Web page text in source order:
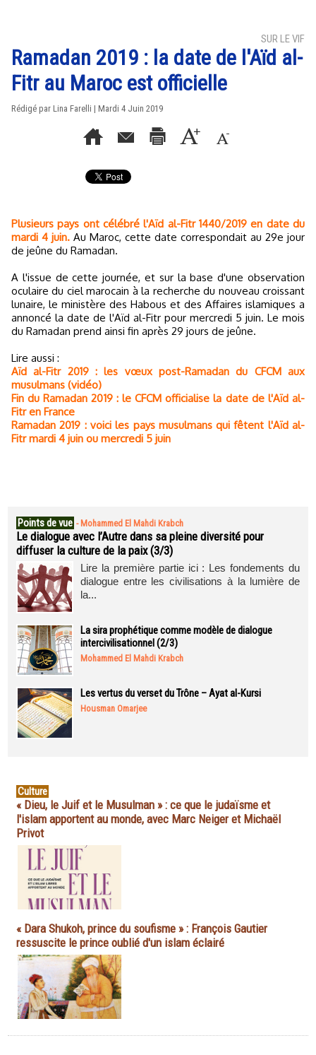
SUR LE VIF
Ramadan 2019 : la date de l'Aïd al-
Fitr au Maroc est officielle
Rédigé par Lina Farelli | Mardi 4 Juin 2019
Plusieurs pays ont célébré l'Aïd al-Fitr 1440/2019 en date du
mardi 4 juin. Au Maroc, cette date correspondait au 29e jour
de jeûne du Ramadan.
A l'issue de cette journée, et sur la base d'une observation
oculaire du ciel marocain à la recherche du nouveau croissant
lunaire, le ministère des Habous et des Affaires islamiques a
annoncé la date de l'Aïd al-Fitr pour mercredi 5 juin. Le mois
du Ramadan prend ainsi fin après 29 jours de jeûne.
Lire aussi :
Aïd al-Fitr 2019 : les vœux post-Ramadan du CFCM aux
musulmans (vidéo)
Fin du Ramadan 2019 : le CFCM officialise la date de l'Aïd al-
Fitr en France
Ramadan 2019 : voici les pays musulmans qui fêtent l'Aïd al-
Fitr mardi 4 juin ou mercredi 5 juin
Points de vue - Mohammed El Mahdi Krabch
Le dialogue avec l’Autre dans sa pleine diversité pour
diffuser la culture de la paix (3/3)
Lire la première partie ici : Les fondements du
dialogue entre les civilisations à la lumière de
la...
La sira prophétique comme modèle de dialogue
intercivilisationnel (2/3)
Mohammed El Mahdi Krabch
Les vertus du verset du Trône – Ayat al-Kursi
Housman Omarjee
Culture
« Dieu, le Juif et le Musulman » : ce que le judaïsme et
l'islam apportent au monde, avec Marc Neiger et Michaël
Privot
« Dara Shukoh, prince du soufisme » : François Gautier
ressuscite le prince oublié d'un islam éclairé